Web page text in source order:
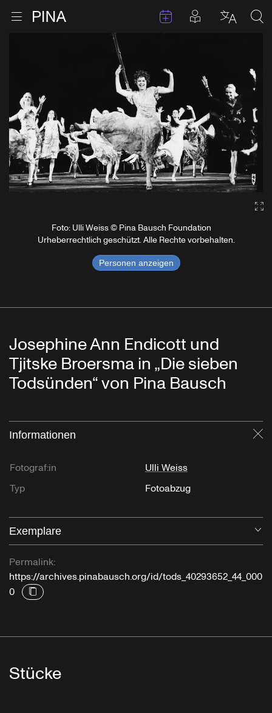
Menu öffnen TermineBeiträge in
Foto: Ulli Weiss © Pina Bausch Foundation
Urheberrechtlich geschützt. Alle Rechte vorbehalten.
Personen anzeigen
Josephine Ann Endicott und
Tjitske Broersma in „Die sieben
Todsünden“ von Pina Bausch
Informationen
Fotograf:in
Ulli Weiss
Typ
Fotoabzug
Exemplare
Permalink:
https://archives.pinabausch.org/id/tods_40293652_44_000
0
Stücke